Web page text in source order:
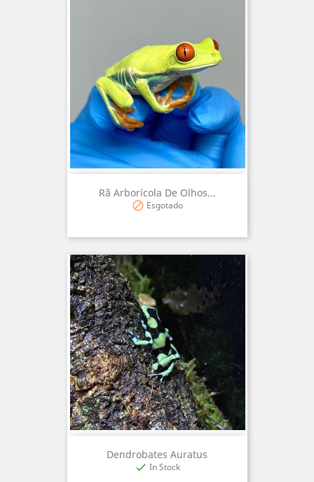
Rã Arborícola De Olhos...
 Esgotado
Dendrobates Auratus
 In Stock